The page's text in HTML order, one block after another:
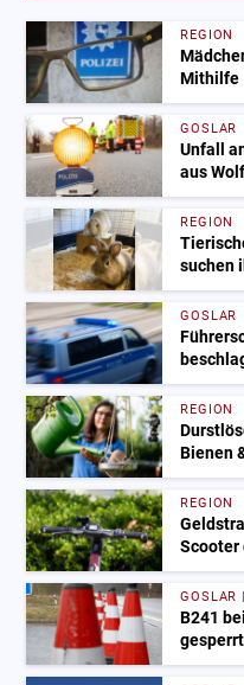
REGION
Mithilfe
GOSLAR
Unfall
aus
REGION
suchen
GOSLAR
REGION
Bienen
REGION
Scooter
GOSLAR
B241
gesperrt